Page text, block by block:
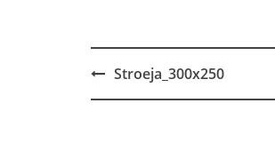
Stroeja_300x250